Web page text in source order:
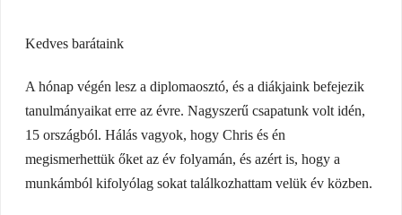
Kedves barátaink
A hónap végén lesz a diplomaosztó, és a diákjaink befejezik
tanulmányaikat erre az évre. Nagyszerű csapatunk volt idén,
15 országból. Hálás vagyok, hogy Chris és én
megismerhettük őket az év folyamán, és azért is, hogy a
munkámból kifolyólag sokat találkozhattam velük év közben.